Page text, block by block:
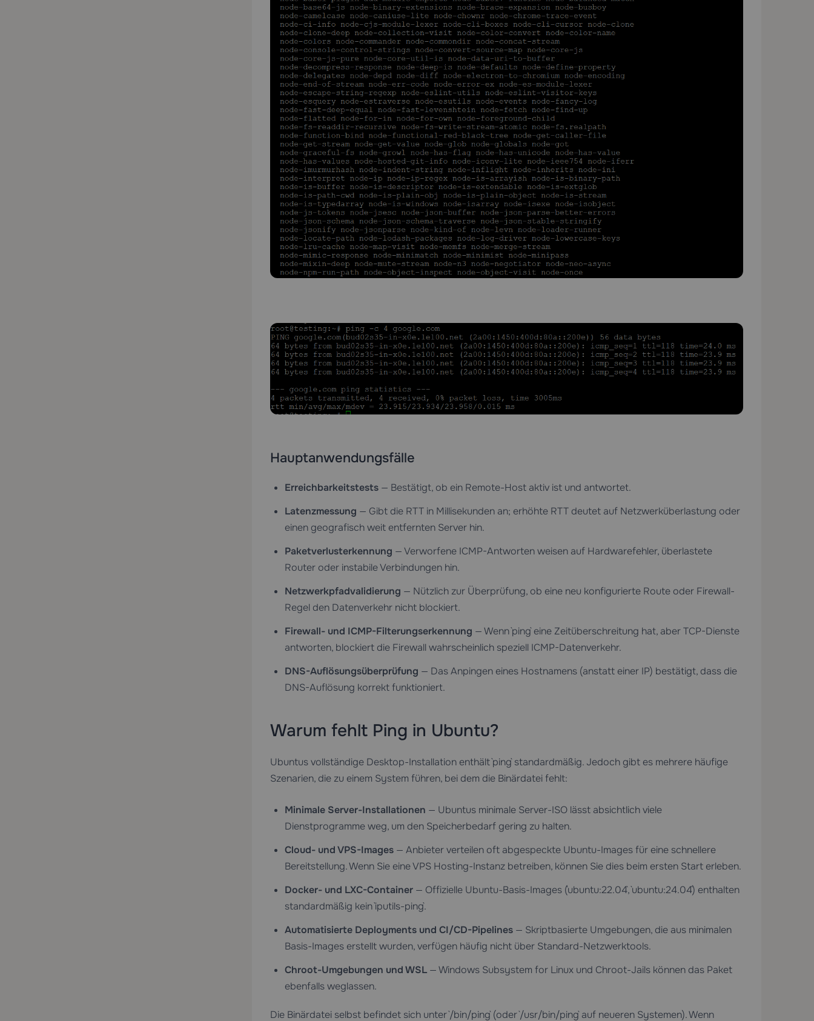
Hauptanwendungsfälle
Erreichbarkeitstests— Bestätigt, ob ein Remote-Host aktiv ist und antwortet.
Latenzmessung — Gibt die RTT in Millisekunden an; erhöhte RTT deutet auf Netzwerküberlastung oder
einen geografisch weit entfernten Server hin.
Paketverlusterkennung — Verworfene ICMP-Antworten weisen auf Hardwarefehler, überlastete
Router oder instabile Verbindungen hin.
Netzwerkpfadvalidierung — Nützlich zur Überprüfung, ob eine neu konfigurierte Route oder Firewall-
Regel den Datenverkehr nicht blockiert.
Firewall- und ICMP-Filterungserkennung — Wenn `ping` eine Zeitüberschreitung hat, aber TCP-Dienste
antworten, blockiert die Firewall wahrscheinlich speziell ICMP-Datenverkehr.
DNS-Auflösungsüberprüfung — Das Anpingen eines Hostnamens (anstatt einer IP) bestätigt, dass die
DNS-Auflösung korrekt funktioniert.
Warum fehlt Ping in Ubuntu?
Ubuntus vollständige Desktop-Installation enthält `ping` standardmäßig. Jedoch gibt es mehrere häufige
Szenarien, die zu einem System führen, bei dem die Binärdatei fehlt:
Minimale Server-Installationen — Ubuntus minimale Server-ISO lässt absichtlich viele
Dienstprogramme weg, um den Speicherbedarf gering zu halten.
Cloud- und VPS-Images— Anbieter verteilen oft abgespeckte Ubuntu-Images für eine schnellere
Bereitstellung. Wenn Sie eineVPS Hosting-Instanz betreiben, können Sie dies beim ersten Start erleben.
Docker- und LXC-Container— Offizielle Ubuntu-Basis-Images (`ubuntu:22.04`, `ubuntu:24.04`) enthalten
standardmäßig kein `iputils-ping`.
Automatisierte Deployments und CI/CD-Pipelines— Skriptbasierte Umgebungen, die aus minimalen
Basis-Images erstellt wurden, verfügen häufig nicht über Standard-Netzwerktools.
Chroot-Umgebungen und WSL— Windows Subsystem for Linux und Chroot-Jails können das Paket
ebenfalls weglassen.
Die Binärdatei selbst befindet sich unter `/bin/ping` (oder `/usr/bin/ping` auf neueren Systemen). Wenn